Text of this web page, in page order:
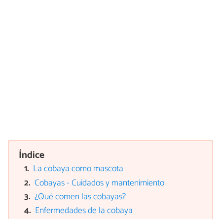
Índice
La cobaya como mascota
Cobayas - Cuidados y mantenimiento
¿Qué comen las cobayas?
Enfermedades de la cobaya